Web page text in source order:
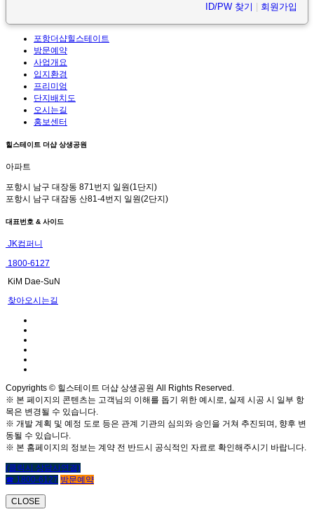
ID/PW 찾기 회원가입
포항더샵힐스테이트
방문예약
사업개요
입지환경
프리미엄
단지배치도
오시는길
홍보센터
힐스테이트 더샵 상생공원
아파트
포항시 남구 대장동 871번지 일원(1단지)
포항시 남구 대잠동 산81-4번지 일원(2단지)
대표번호 & 사이드
JK컴퍼니
1800-6127
KiM Dae-SuN
찾아오시는길
Copyrights © 힐스테이트 더샵 상생공원 All Rights Reserved.
※ 본 페이지의 콘텐츠는 고객님의 이해를 돕기 위한 예시로, 실제 시공 시 일부 항
목은 변경될 수 있습니다.
※ 개발 계획 및 예정 도로 등은 관계 기관의 심의와 승인을 거쳐 추진되며, 향후 변
동될 수 있습니다.
※ 본 홈페이지의 정보는 계약 전 반드시 공식적인 자료로 확인해주시기 바랍니다.
(클릭시 상담사연결)
☎ 1800-6127 방문예약
CLOSE